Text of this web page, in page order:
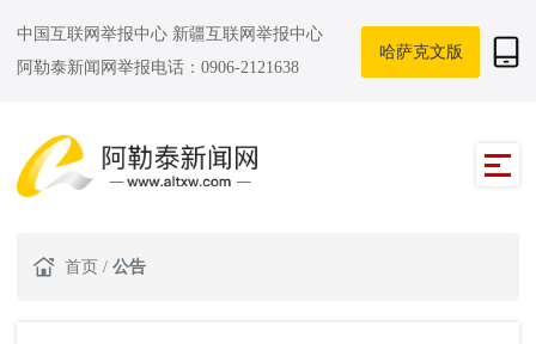
中国互联网举报中心 新疆互联网举报中心
阿勒泰新闻网举报电话：0906-2121638
哈萨克文版
首页 / 公告